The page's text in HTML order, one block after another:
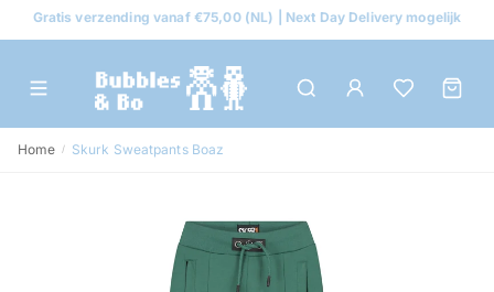
Gratis verzending vanaf €75,00 (NL) | Next Day Delivery mogelijk
Home / Skurk Sweatpants Boaz